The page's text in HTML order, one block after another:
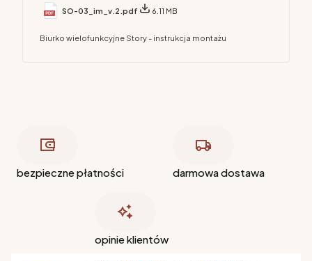
SO-03_im_v.2.pdf 6.11 MB
Biurko wielofunkcyjne Story - instrukcja montażu
bezpieczne płatności darmowa dostawa
opinie klientów